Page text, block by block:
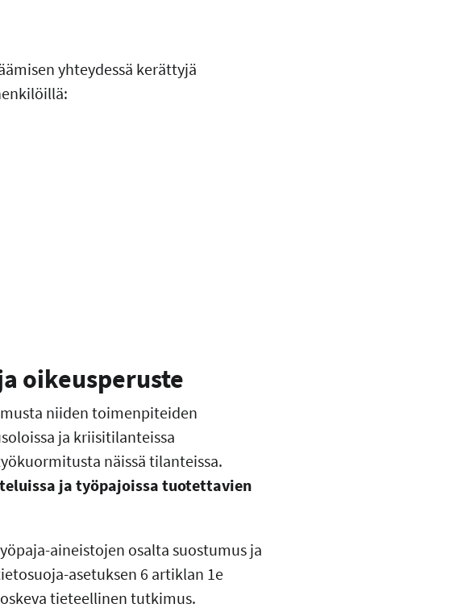
yhteydessä kerättyjä
oikeusperuste
niiden toimenpiteiden
ja kriisitilanteissa
näissä tilanteissa.
ja työpajoissa tuotettavien
aineistojen osalta suostumus ja
asetuksen 6 artiklan 1e
tieteellinen tutkimus.